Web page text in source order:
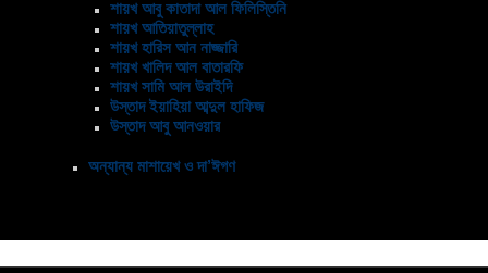
শায়খ আবু কাতাদা আল ফিলিস্তিনি
শায়খ আতিয়াতুল্লাহ
শায়খ হারিস আন নাজ্জারি
শায়খ খালিদ আল বাতারফি
শায়খ সামি আল উরাইদি
উস্তাদ ইয়াহিয়া আব্দুল হাফিজ
উস্তাদ আবু আনওয়ার
অন্যান্য মাশায়েখ ও দা’ঈগণ